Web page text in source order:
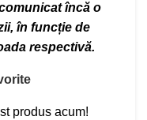
încă o
în funcție de
respectivă.
produs acum!